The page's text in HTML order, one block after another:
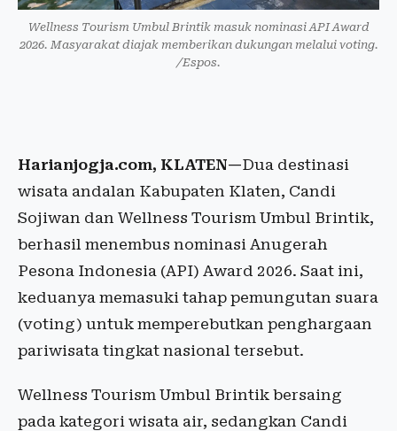
Wellness Tourism Umbul Brintik masuk nominasi API Award
2026. Masyarakat diajak memberikan dukungan melalui voting.
/Espos.
Harianjogja.com, KLATEN—Dua destinasi
wisata andalan Kabupaten Klaten, Candi
Sojiwan dan Wellness Tourism Umbul Brintik,
berhasil menembus nominasi Anugerah
Pesona Indonesia (API) Award 2026. Saat ini,
keduanya memasuki tahap pemungutan suara
(voting) untuk memperebutkan penghargaan
pariwisata tingkat nasional tersebut.
Wellness Tourism Umbul Brintik bersaing
pada kategori wisata air, sedangkan Candi